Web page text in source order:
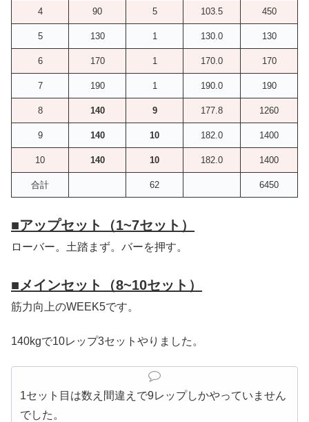
4 90 5 103.5 450
5 130 1 130.0 130
6 170 1 170.0 170
7 190 1 190.0 190
8 140 9 177.8 1260
9 140 10 182.0 1400
10 140 10 182.0 1400
合計 62 6450
■アップセット（1~7セット）
ローバー。土踏まず。バーを押す。
■メインセット（8~10セット）
筋力向上のWEEK5です。
140kgで10レップ3セットやりました。
1セット目は数え間違えで9レップしかやっていません
でした。